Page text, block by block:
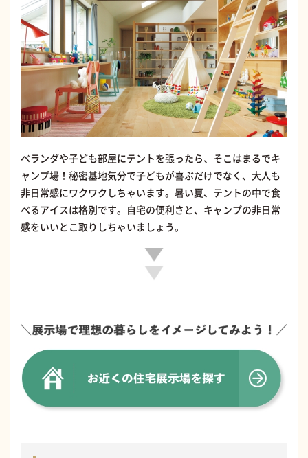
ベランダや子ども部屋にテントを張ったら、そこはまるでキ
ャンプ場！秘密基地気分で子どもが喜ぶだけでなく、大人も
非日常感にワクワクしちゃいます。暑い夏、テントの中で食
べるアイスは格別です。自宅の便利さと、キャンプの非日常
感をいいとこ取りしちゃいましょう。